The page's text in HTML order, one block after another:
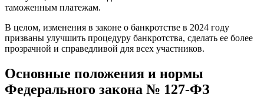
таможенным платежам.
В целом, изменения в законе о банкротстве в 2024 году
призваны улучшить процедуру банкротства, сделать ее более
прозрачной и справедливой для всех участников.
Основные положения и нормы
Федерального закона № 127-ФЗ